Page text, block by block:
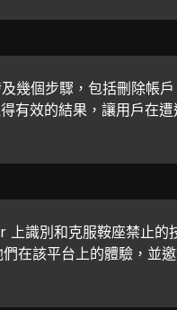
幾個步驟，包括刪除帳
有效的結果，讓用戶在
上識別和克服鞍座禁止的
在該平台上的體驗，並